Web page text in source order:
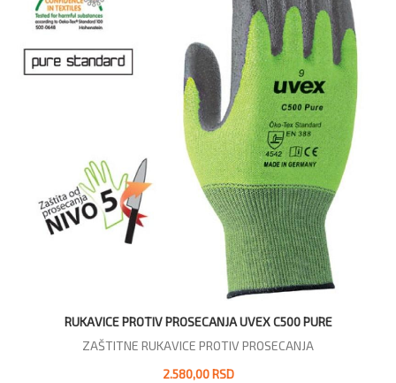
RUKAVICE PROTIV PROSECANJA UVEX C500 PURE
ZAŠTITNE RUKAVICE PROTIV PROSECANJA
2.580,00 RSD